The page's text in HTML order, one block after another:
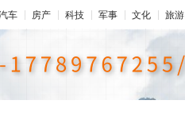
车 房产 科技 军事 文化 旅游